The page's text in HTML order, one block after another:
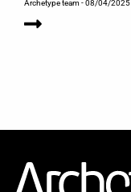
Archetype team- 08/04/2025